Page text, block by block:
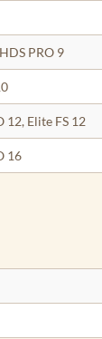
PRO 9
12, Elite FS 12
16